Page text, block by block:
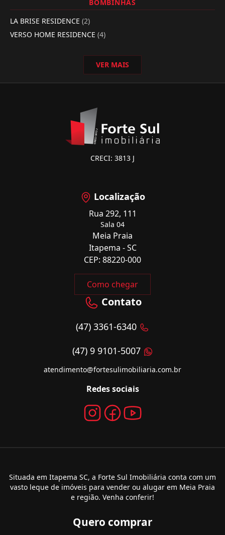
BOMBINHAS
LA BRISE RESIDENCE (2)
VERSO HOME RESIDENCE (4)
VER MAIS
CRECI: 3813 J
Localização
Rua 292, 111
Sala 04
Meia Praia
Itapema - SC
CEP: 88220-000
Como chegar
Contato
(47) 3361-6340
(47) 9 9101-5007
atendimento@fortesulimobiliaria.com.br
Redes sociais
Situada em Itapema SC, a Forte Sul Imobiliária conta com um
vasto leque de imóveis para vender ou alugar em Meia Praia
e região. Venha conferir!
Quero comprar